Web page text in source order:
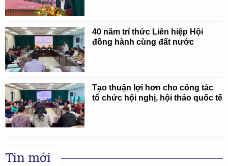
40 năm trí thức Liên hiệp Hội
đồng hành cùng đất nước
Tạo thuận lợi hơn cho công tác
tổ chức hội nghị, hội thảo quốc tế
Tin mới